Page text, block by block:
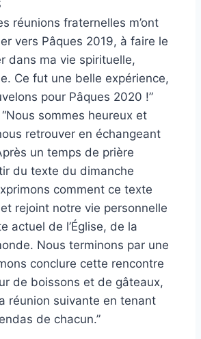
réunions fraternelles m’ont
vers Pâques 2019, à faire le
dans ma vie spirituelle,
Ce fut une belle expérience,
pour Pâques 2020 !”
“Nous sommes heureux et
retrouver en échangeant
un temps de prière
du texte du dimanche
comment ce texte
rejoint notre vie personnelle
actuel de l’Église, de la
Nous terminons par une
conclure cette rencontre
de boissons et de gâteaux,
réunion suivante en tenant
de chacun.”